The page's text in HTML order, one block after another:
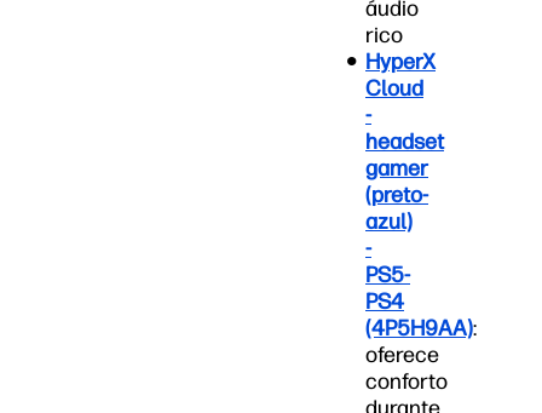
áudio
rico
HyperX
Cloud
-
headset
gamer
(preto-
azul)
-
PS5-
PS4
(4P5H9AA):
oferece
conforto